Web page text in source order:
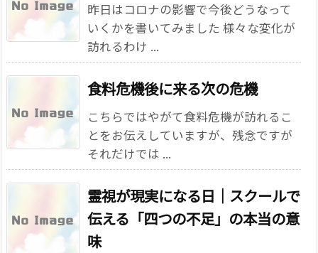
昨日はコロナの影響で今後どうなって
いくかを書いてみました 様々な変化が
訪れるわけ ...
食料危機後に来る次の危機
こちらではやがて食料危機が訪れるこ
とをお伝えしていますが、残念ですが
それだけでは ...
霊視が現実になる日｜スクールで
伝える「四つの不足」の本当の意
味